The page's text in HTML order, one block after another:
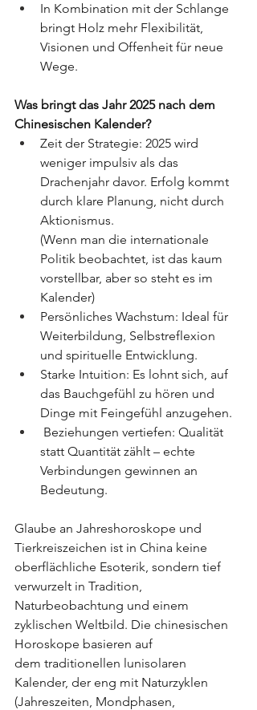
In Kombination mit der Schlange
bringt Holz mehr Flexibilität,
Visionen und Offenheit für neue
Wege.
Was bringt das Jahr 2025 nach dem
Chinesischen Kalender?
Zeit der Strategie: 2025 wird
weniger impulsiv als das
Drachenjahr davor. Erfolg kommt
durch klare Planung, nicht durch
Aktionismus.
(Wenn man die internationale
Politik beobachtet, ist das kaum
vorstellbar, aber so steht es im
Kalender)
Persönliches Wachstum: Ideal für
Weiterbildung, Selbstreflexion
und spirituelle Entwicklung.
Starke Intuition: Es lohnt sich, auf
das Bauchgefühl zu hören und
Dinge mit Feingefühl anzugehen.
statt Quantität zählt – echte
Verbindungen gewinnen an
Bedeutung.
Glaube an Jahreshoroskope und
Tierkreiszeichen ist in China keine
oberflächliche Esoterik, sondern tief
verwurzelt in Tradition,
Naturbeobachtung und einem
zyklischen Weltbild. Die chinesischen
Horoskope basieren auf
dem traditionellen lunisolaren
Kalender, der eng mit Naturzyklen
(Jahreszeiten, Mondphasen,